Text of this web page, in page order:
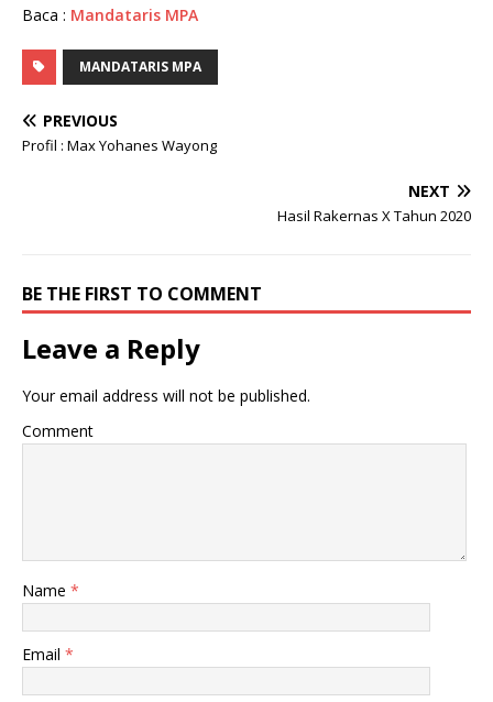
Baca : Mandataris MPA
MANDATARIS MPA
PREVIOUS
Profil : Max Yohanes Wayong
NEXT
Hasil Rakernas X Tahun 2020
BE THE FIRST TO COMMENT
Leave a Reply
Your email address will not be published.
Comment
Name *
Email *